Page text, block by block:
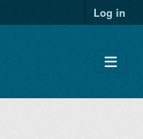
Log in